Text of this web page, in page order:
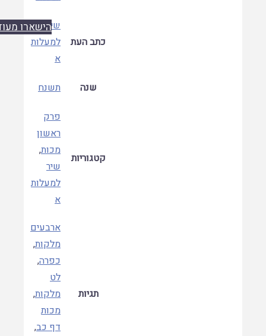
הישארו מעודכנים
כתב העת
למעלות
תשנח
קטגוריות
ראשון
למעלות
ארבעים
מלקות,
,
מלקות,
דף כב,